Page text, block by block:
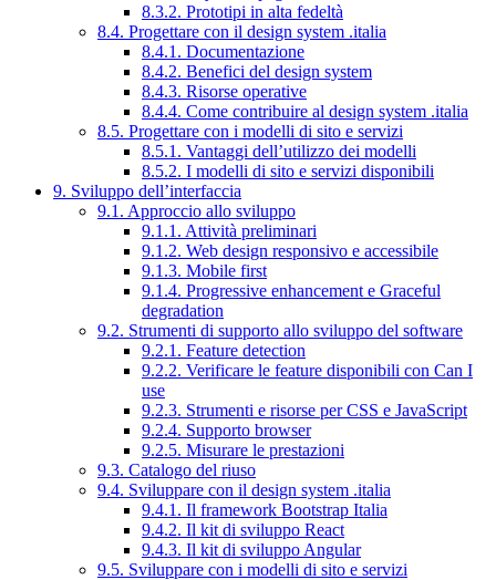
8.3.2. Prototipi in alta fedeltà
8.4. Progettare con il design system .italia
8.4.1. Documentazione
8.4.2. Benefici del design system
8.4.3. Risorse operative
8.4.4. Come contribuire al design system .italia
8.5. Progettare con i modelli di sito e servizi
8.5.1. Vantaggi dell’utilizzo dei modelli
8.5.2. I modelli di sito e servizi disponibili
9. Sviluppo dell’interfaccia
9.1. Approccio allo sviluppo
9.1.1. Attività preliminari
9.1.2. Web design responsivo e accessibile
9.1.3. Mobile first
9.1.4. Progressive enhancement e Graceful
degradation
9.2. Strumenti di supporto allo sviluppo del software
9.2.1. Feature detection
9.2.2. Verificare le feature disponibili con Can I
use
9.2.3. Strumenti e risorse per CSS e JavaScript
9.2.4. Supporto browser
9.2.5. Misurare le prestazioni
9.3. Catalogo del riuso
9.4. Sviluppare con il design system .italia
9.4.1. Il framework Bootstrap Italia
9.4.2. Il kit di sviluppo React
9.4.3. Il kit di sviluppo Angular
9.5. Sviluppare con i modelli di sito e servizi